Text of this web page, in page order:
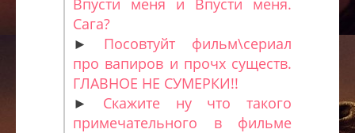
Впусти меня и Впусти меня.
Сага?
► Посовтуйт фильм\сериал
про вапиров и прочх существ.
ГЛАВНОЕ НЕ СУМЕРКИ!!
► Скажите ну что такого
примечательного в фильме